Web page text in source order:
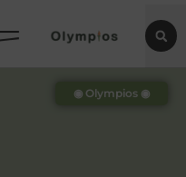
◉ Olympios ◉